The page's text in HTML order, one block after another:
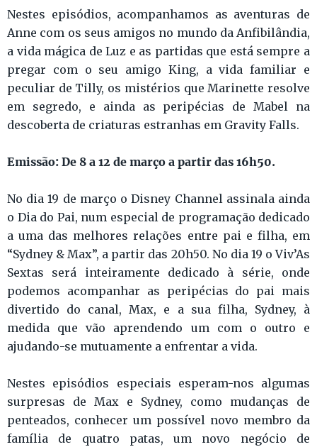
Nestes episódios, acompanhamos as aventuras de
Anne com os seus amigos no mundo da Anfibilândia,
a vida mágica de Luz e as partidas que está sempre a
pregar com o seu amigo King, a vida familiar e
peculiar de Tilly, os mistérios que Marinette resolve
em segredo, e ainda as peripécias de Mabel na
descoberta de criaturas estranhas em Gravity Falls.
Emissão: De 8 a 12 de março a partir das 16h50.
No dia 19 de março o Disney Channel assinala ainda
o Dia do Pai, num especial de programação dedicado
a uma das melhores relações entre pai e filha, em
“Sydney & Max”, a partir das 20h50. No dia 19 o Viv’As
Sextas será inteiramente dedicado à série, onde
podemos acompanhar as peripécias do pai mais
divertido do canal, Max, e a sua filha, Sydney, à
medida que vão aprendendo um com o outro e
ajudando-se mutuamente a enfrentar a vida.
Nestes episódios especiais esperam-nos algumas
surpresas de Max e Sydney, como mudanças de
penteados, conhecer um possível novo membro da
família de quatro patas, um novo negócio de